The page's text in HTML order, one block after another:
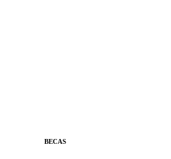
BECAS